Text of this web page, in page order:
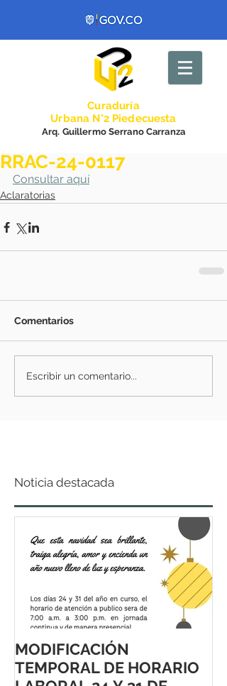
Curaduría
Urbana N°2 Piedecuesta
Arq. Guillermo Serrano Carranza
RRAC-24-0117
Consultar aquí
Aclaratorias
Comentarios
Escribir un comentario...
Noticia destacada
MODIFICACIÓN
TEMPORAL DE HORARIO